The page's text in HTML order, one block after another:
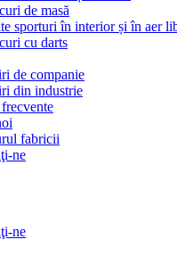
de masă
sporturi în interior și în aer
cu darts
de companie
din industrie
fabricii
ne
ne